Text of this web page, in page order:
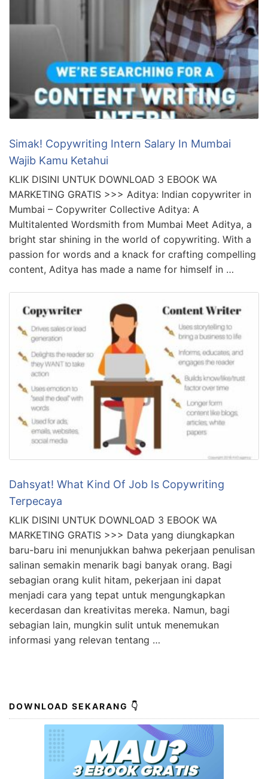
Simak! Copywriting Intern Salary In Mumbai
Wajib Kamu Ketahui
KLIK DISINI UNTUK DOWNLOAD 3 EBOOK WA
MARKETING GRATIS >>> Aditya: Indian copywriter in
Mumbai – Copywriter Collective Aditya: A
Multitalented Wordsmith from Mumbai Meet Aditya, a
bright star shining in the world of copywriting. With a
passion for words and a knack for crafting compelling
content, Aditya has made a name for himself in …
Dahsyat! What Kind Of Job Is Copywriting
Terpecaya
KLIK DISINI UNTUK DOWNLOAD 3 EBOOK WA
MARKETING GRATIS >>> Data yang diungkapkan
baru-baru ini menunjukkan bahwa pekerjaan penulisan
salinan semakin menarik bagi banyak orang. Bagi
sebagian orang kulit hitam, pekerjaan ini dapat
menjadi cara yang tepat untuk mengungkapkan
kecerdasan dan kreativitas mereka. Namun, bagi
sebagian lain, mungkin sulit untuk menemukan
informasi yang relevan tentang …
DOWNLOAD SEKARANG 👇